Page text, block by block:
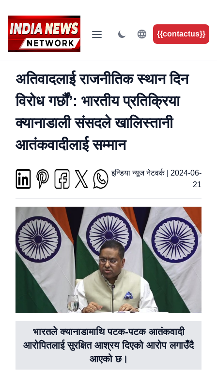
{{contactus}}
अतिवादलाई राजनीतिक स्थान दिन
विरोध गर्छौं’: भारतीय प्रतिक्रिया
क्यानाडाली संसदले खालिस्तानी
आतंकवादीलाई सम्मान
इन्डिया न्यूज नेटवर्क| 2024-06-
21
भारतले क्यानाडामाथि पटक-पटक आतंकवादी
आरोपितलाई सुरक्षित आश्रय दिएको आरोप लगाउँदै
आएको छ।